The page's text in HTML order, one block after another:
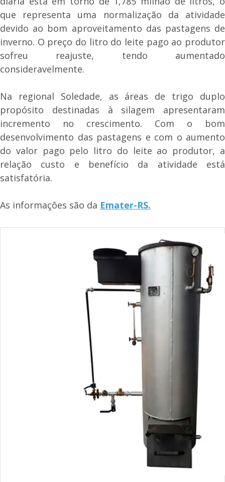
que representa uma normalização da atividade
devido ao bom aproveitamento das pastagens de
inverno. O preço do litro do leite pago ao produtor
sofreu reajuste, tendo aumentado
consideravelmente.
Na regional Soledade, as áreas de trigo duplo
propósito destinadas à silagem apresentaram
incremento no crescimento. Com o bom
desenvolvimento das pastagens e com o aumento
do valor pago pelo litro do leite ao produtor, a
relação custo e benefício da atividade está
satisfatória.
As informações são da Emater-RS.